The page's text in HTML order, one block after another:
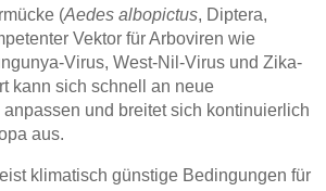
(Aedes albopictus, Diptera,
Vektor für Arboviren wie
Virus, West-Nil-Virus und Zika-
kann sich schnell an neue
und breitet sich kontinuierlich
aus.
klimatisch günstige Bedingungen für